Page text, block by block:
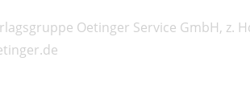
Oetinger Service GmbH, z.